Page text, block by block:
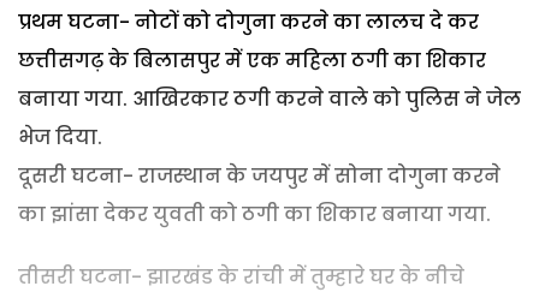
प्रथम घटना- नोटों को दोगुना करने का लालच दे कर
छत्तीसगढ़ के बिलासपुर में एक महिला ठगी का शिकार
बनाया गया. आखिरकार ठगी करने वाले को पुलिस ने जेल
भेज दिया.
दूसरी घटना- राजस्थान के जयपुर में सोना दोगुना करने
का झांसा देकर युवती को ठगी का शिकार बनाया गया.
तीसरी घटना- झारखंड के रांची में तुम्हारे घर के नीचे